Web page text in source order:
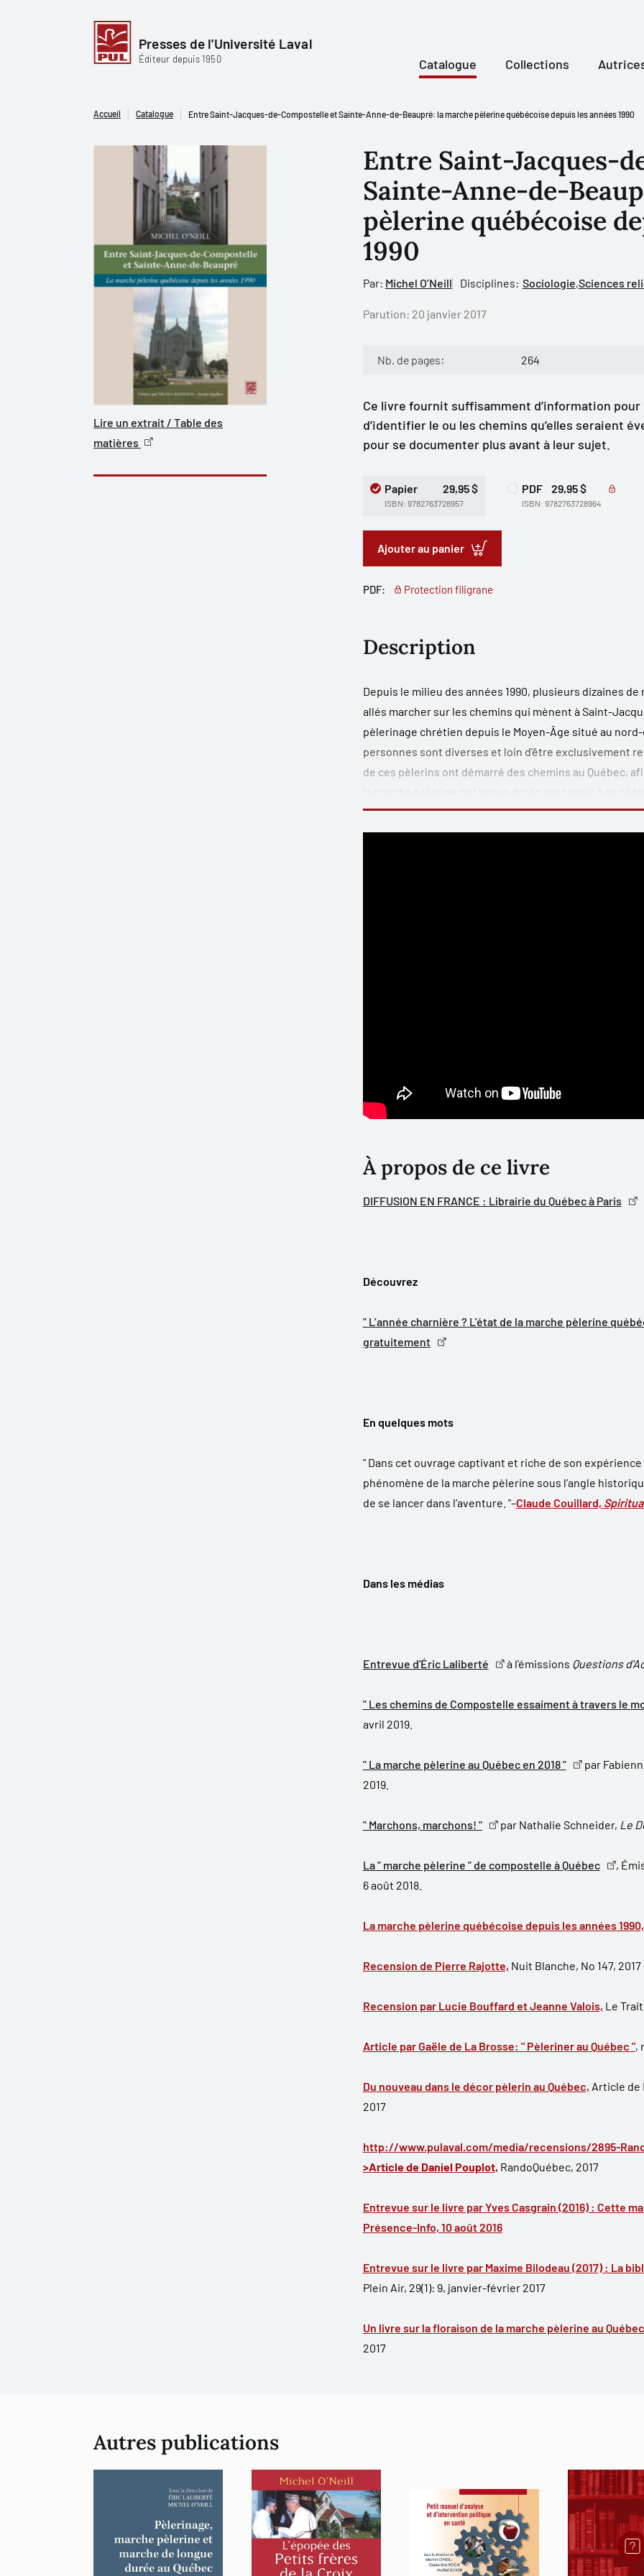
Presses de l'Université Laval
Éditeur depuis 1950 Catalogue Collections
Accueil Catalogue Entre Saint-Jacques-de-Compostelle et Sainte-Anne-de-Beaupré: la marche pèlerine québécoise depuis les années 1990
Lire un extrait / Table des
matières
Entre Saint-Jacques-
Sainte-Anne-de-
pèlerine québécoise
1990
Par: Michel O’Neill Disciplines: Sociologie,Sciences
Parution: 20 janvier 2017
Nb. de pages: 264
Ce livre fournit suffisamment d’information
d’identifier le ou les chemins qu’elles seraient
pour se documenter plus avant à leur sujet.
Papier 29,95 $
ISBN: 9782763728957
PDF 29,95 $
ISBN: 9782763728964
Ajouter au panier
PDF: Protection filigrane
Description
Depuis le milieu des années 1990, plusieurs dizaines
allés marcher sur les chemins qui mènent à Saint-
pèlerinage chrétien depuis le Moyen-Âge situé au
personnes sont diverses et loin d’être exclusivement
de ces pèlerins ont démarré des chemins au Québec,
la marche pèlerine de longue durée sans avoir à se
ces chemins. Ils se rattachent, de manière variable, à
dans nos propres hauts lieux, telle la basilique de
À propos de ce livre
DIFFUSION EN FRANCE : Librairie du Québec à Paris
Découvrez
" L’année charnière ? L’état de la marche pèlerine
gratuitement
En quelques mots
" Dans cet ouvrage captivant et riche de son
phénomène de la marche pèlerine sous l’angle
de se lancer dans l’aventure. "–Claude Couillard,
Dans les médias
Entrevue d'Éric Laliberté à l'émissions Questions
" Les chemins de Compostelle essaiment à travers le
avril 2019.
" La marche pèlerine au Québec en 2018 " par
2019.
" Marchons, marchons! " par Nathalie Schneider, Le
La " marche pèlerine " de compostelle à Québec
,
6 août 2018.
La marche pèlerine québécoise depuis les années 1990,
Recension de Pierre Rajotte, Nuit Blanche, No 147, 2017
Recension par Lucie Bouffard et Jeanne Valois, Le Trait
Article par Gaële de La Brosse: " Pèleriner au Québec ",
Du nouveau dans le décor pèlerin au Québec, Article de
2017
http://www.pulaval.com/media/recensions/2895-
>Article de Daniel Pouplot, RandoQuébec, 2017
Entrevue sur le livre par Yves Casgrain (2016) : Cette
Présence-Info, 10 août 2016
Entrevue sur le livre par Maxime Bilodeau (2017) : La
Plein Air, 29(1): 9, janvier-février 2017
Un livre sur la floraison de la marche pèlerine au
2017
Autres publications